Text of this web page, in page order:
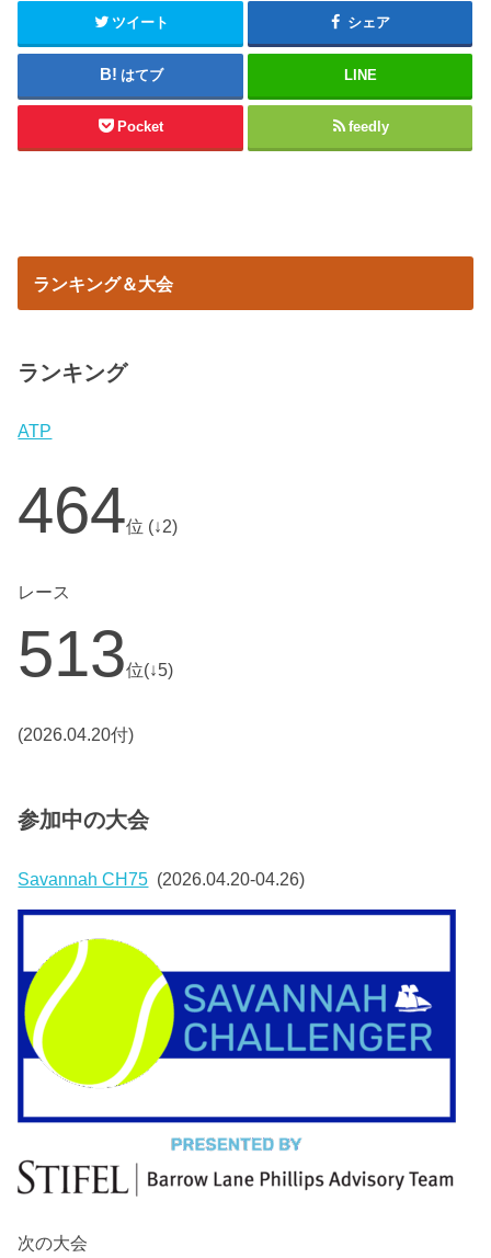
ツイート シェア
はてブ LINE
Pocket feedly
ランキング＆大会
ランキング
ATP
464位 (↓2)
レース
513位(↓5)
(2026.04.20付)
参加中の大会
Savannah CH75 (2026.04.20-04.26)
次の大会